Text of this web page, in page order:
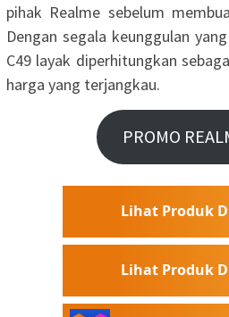
pihak Realme sebelum
Dengan segala keunggulan
C49 layak diperhitungkan
harga yang terjangkau.
PROMO
Lihat Produk
Lihat Produk